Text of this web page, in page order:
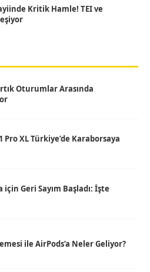
Kritik Hamle! TEI ve
Oturumlar Arasında
Pro XL Türkiye’de Karaborsaya
Geri Sayım Başladı: İşte
ile AirPods’a Neler Geliyor?